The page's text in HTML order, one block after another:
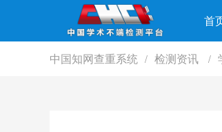
首
中国知网查重系统 / 检测资讯 /